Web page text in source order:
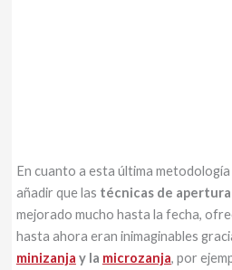
En cuanto a esta última
añadir que las técnicas de
mejorado mucho hasta la fecha,
hasta ahora eran inimaginables
minizanja y la microzanja, por